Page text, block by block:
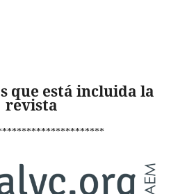
que está incluida la
revista